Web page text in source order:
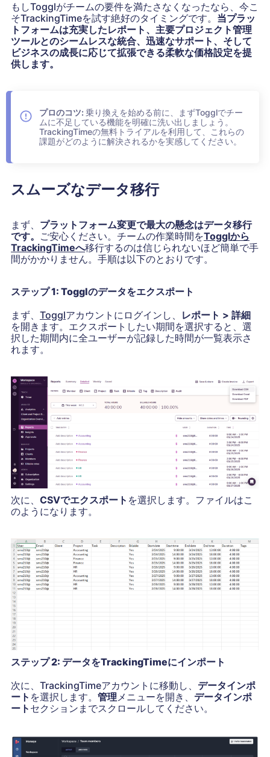
もしTogglがチームの要件を満たさなくなったなら、今こ
そTrackingTimeを試す絶好のタイミングです。 当プラッ
トフォームは充実したレポート、主要プロジェクト管理
ツールとのシームレスな統合、迅速なサポート、そして
ビジネスの成長に応じて拡張できる柔軟な価格設定を提
供します。
プロのコツ: 乗り換えを始める前に、まずTogglでチー
ムに不足している機能を明確に洗い出しましょう。
TrackingTimeの無料トライアルを利用して、これらの
課題がどのように解決されるかを実感してください。
スムーズなデータ移行
まず、 プラットフォーム変更で最大の懸念はデータ移行
です。 ご安心ください。チームの作業時間をTogglから
TrackingTimeへ移行するのは信じられないほど簡単で手
間がかかりません。手順は以下のとおりです。
ステップ 1: Togglのデータをエクスポート
まず、 Togglアカウントにログインし、 レポート > 詳細
を開きます。エクスポートしたい期間を選択すると、選
択した期間内に全ユーザーが記録した時間が一覧表示さ
れます。
次に、 CSVでエクスポート を選択します。ファイルはこ
のようになります。
ステップ 2: データをTrackingTimeにインポート
次に、TrackingTimeアカウントに移動し、 データインポ
ート を選択します。 管理メニューを開き、 データインポ
ート セクションまでスクロールしてください。